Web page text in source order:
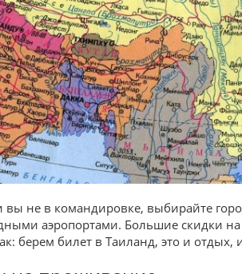
вы не в командировке, выбирайте
аэропортами. Большие скидки
берем билет в Таиланд, это и отдых,